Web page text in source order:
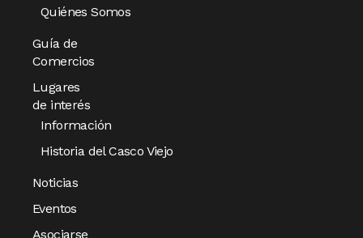
Quiénes Somos
Guía de
Comercios
Lugares
de interés
Información
Historia del Casco Viejo
Noticias
Eventos
Asociarse